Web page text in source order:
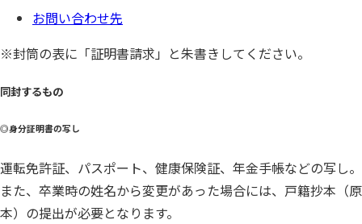
お問い合わせ先
※封筒の表に「証明書請求」と朱書きしてください。
同封するもの
◎身分証明書の写し
運転免許証、パスポート、健康保険証、年金手帳などの写し。
また、卒業時の姓名から変更があった場合には、戸籍抄本（原
本）の提出が必要となります。